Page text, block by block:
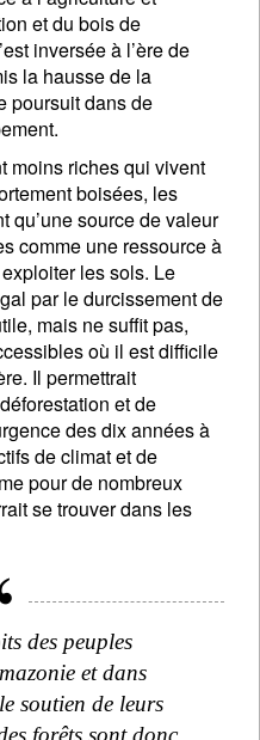
et du bois de
inversée à l’ère de
la hausse de la
poursuit dans de
moins riches qui vivent
boisées, les
qu’une source de valeur
comme une ressource à
les sols. Le
par le durcissement de
mais ne suffit pas,
où il est difficile
Il permettrait
et de
des dix années à
de climat et de
pour de nombreux
se trouver dans les
des peuples
et dans
soutien de leurs
forêts sont donc